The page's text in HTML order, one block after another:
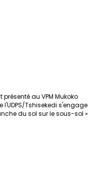
au VPM Mukoko
Tshisekedi s'engage
du sol sur le sous-sol »